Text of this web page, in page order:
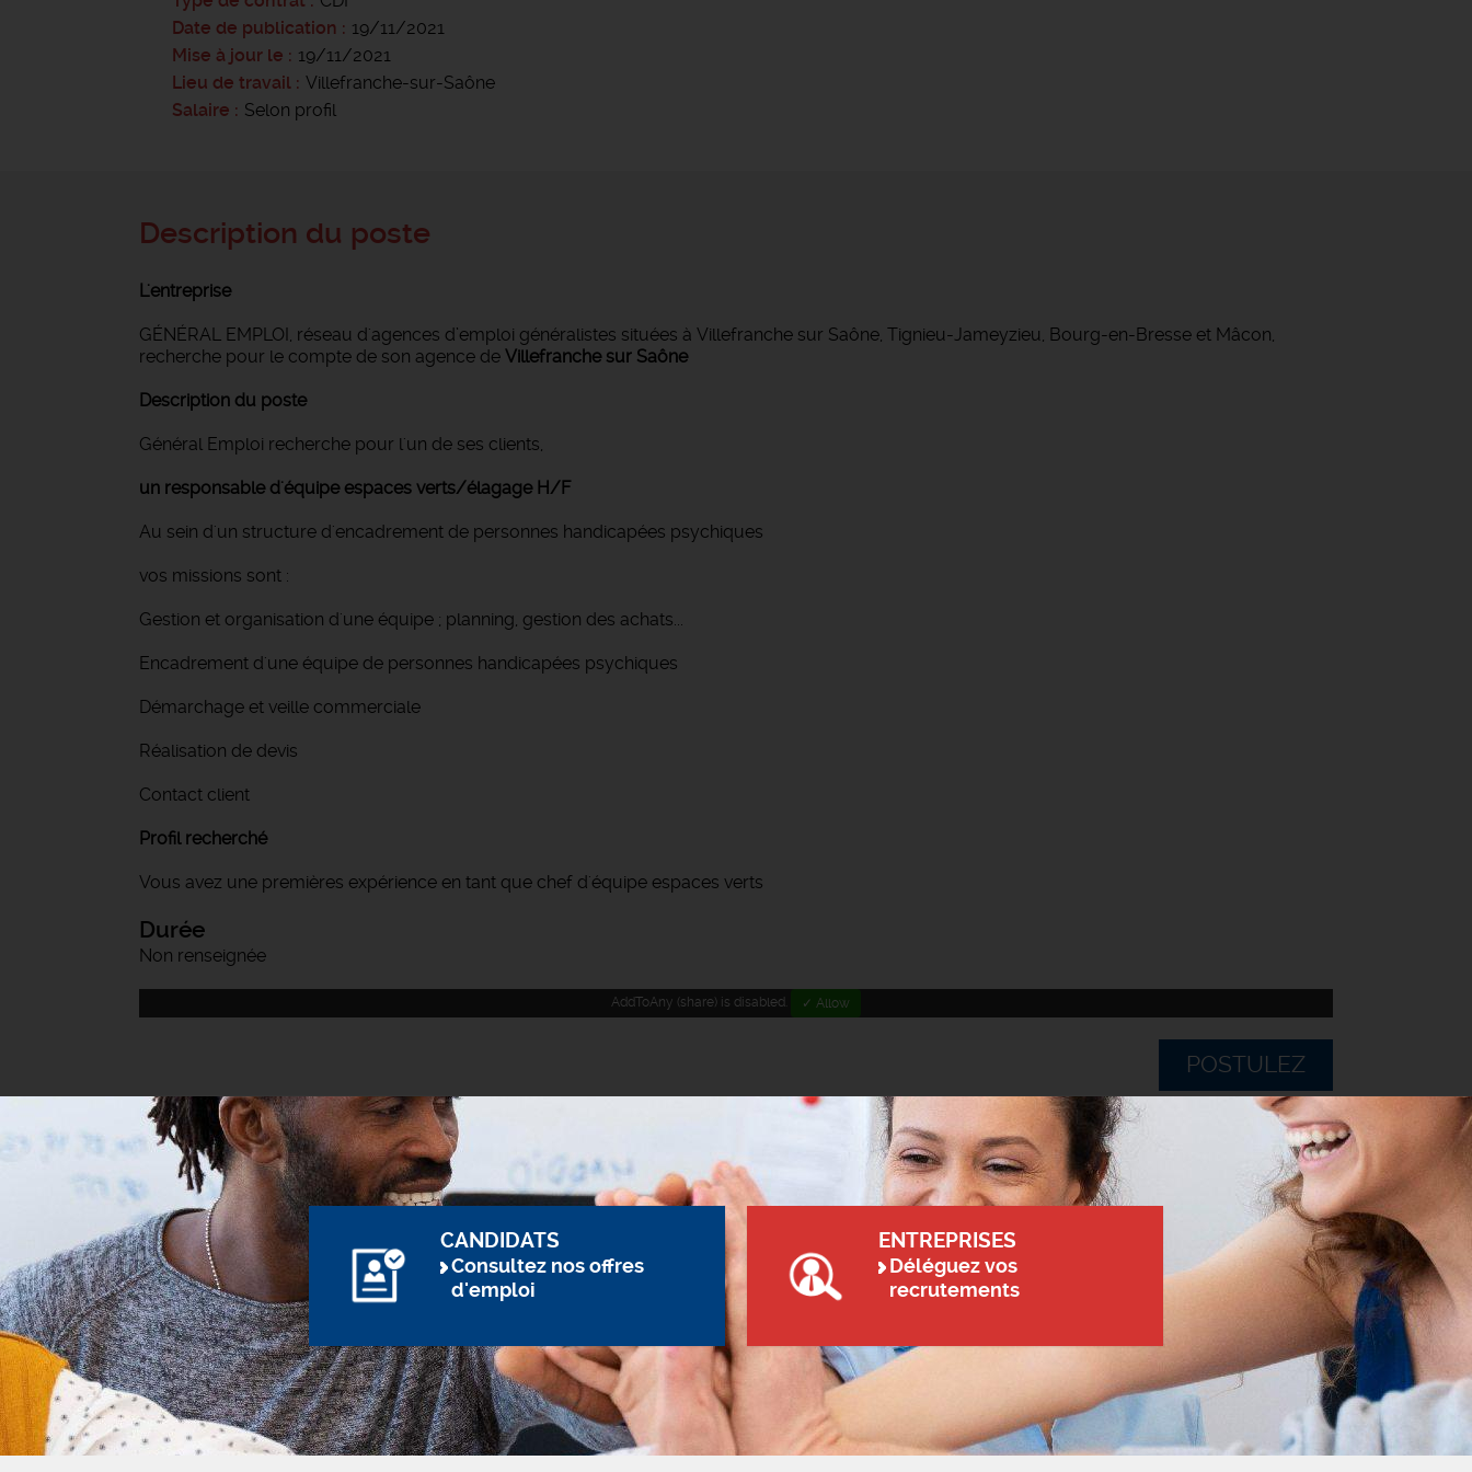
Date de publication
19/11/2021
Mise à jour le
19/11/2021
Lieu de travail
Villefranche-sur-Saône
Salaire
Selon profil
Description du poste
L'entreprise
GÉNÉRAL EMPLOI, réseau d'agences d’emploi généralistes situées à Villefranche sur Saône, Tignieu-Jameyzieu, Bourg-en-Bresse et Mâcon,
recherche pour le compte de son agence de Villefranche sur Saône
Description du poste
Général Emploi recherche pour l'un de ses clients,
un responsable d'équipe espaces verts/élagage H/F
Au sein d'un structure d'encadrement de personnes handicapées psychiques
vos missions sont :
Gestion et organisation d'une équipe ; planning, gestion des achats...
Encadrement d'une équipe de personnes handicapées psychiques
Démarchage et veille commerciale
Réalisation de devis
Contact client
Profil recherché
Vous avez une premières expérience en tant que chef d'équipe espaces verts
Durée
Non renseignée
AddToAny (share) is disabled. ✓ Allow
POSTULEZ
CANDIDATS
Consultez nos offres
d'emploi
ENTREPRISES
Déléguez vos
recrutements